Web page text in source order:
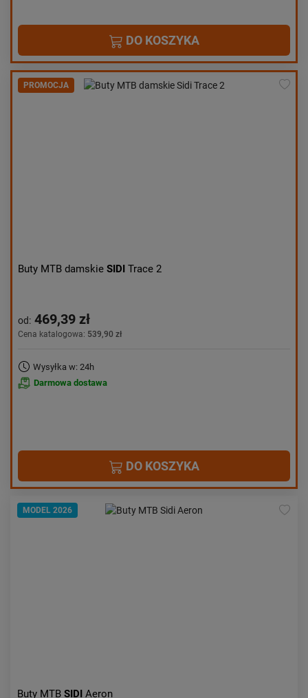
DO KOSZYKA
PROMOCJA
Buty MTB damskie SIDI Trace 2
od: 469,39 zł
Cena katalogowa: 539,90 zł
Wysyłka w: 24h
Darmowa dostawa
DO KOSZYKA
MODEL 2026
Buty MTB SIDI Aeron